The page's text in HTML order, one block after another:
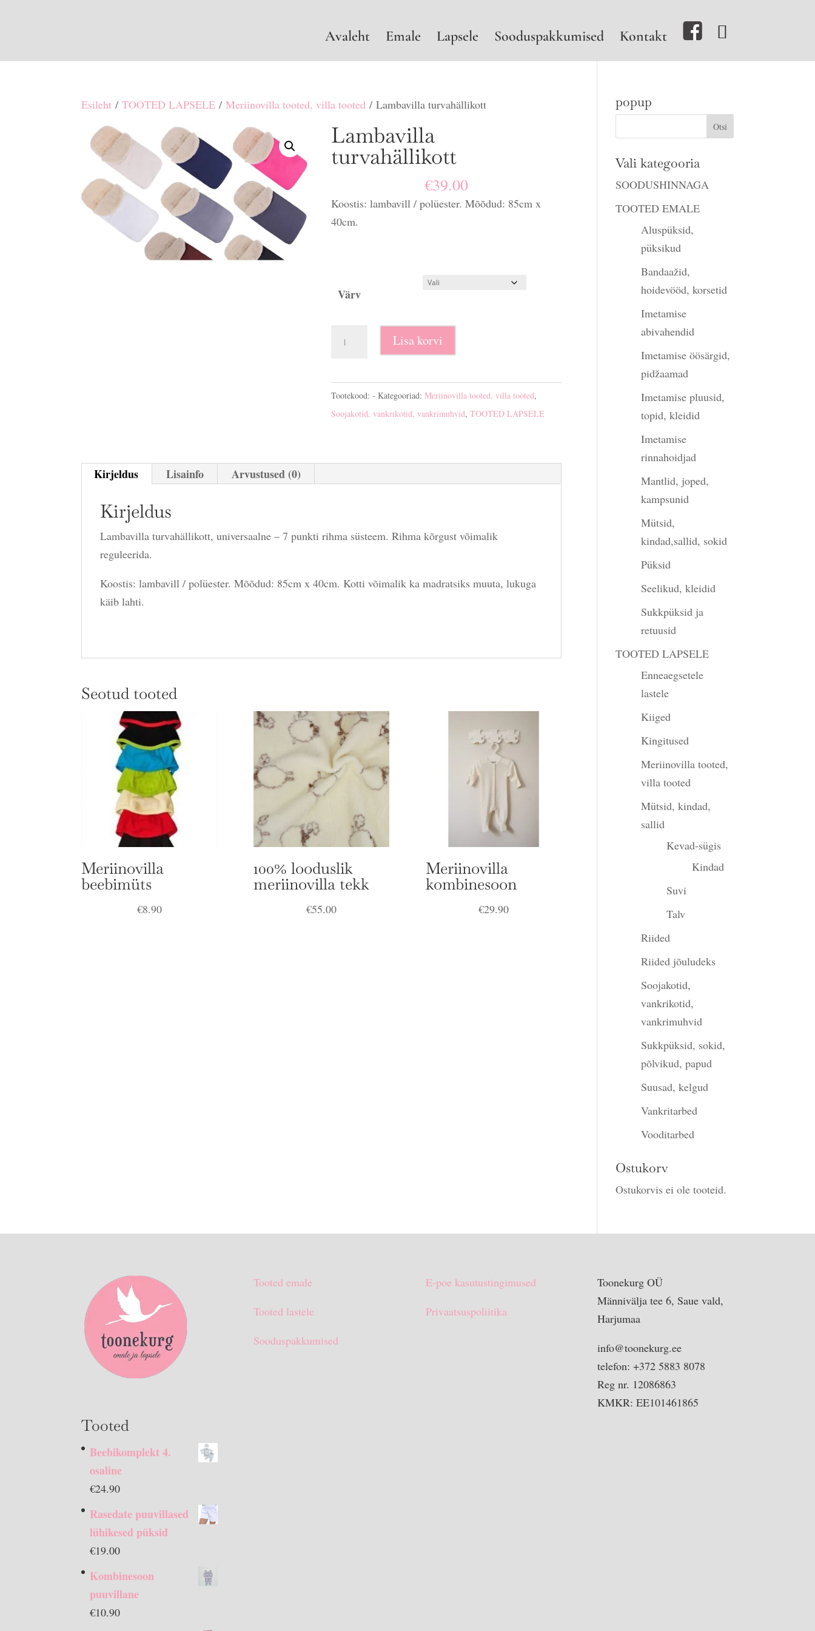
Avaleht Emale Lapsele Sooduspakkumised Kontakt
Esileht /TOOTED LAPSELE /Meriinovilla tooted, villa tooted / Lambavilla turvahällikott
Lambavilla
turvahällikott
€39.00
Koostis: lambavill / polüester. Mõõdud: 85cm x
40cm.
Värv
turvahällikott
Lisa korvi
Tootekood:- Kategooriad:Meriinovilla tooted, villa tooted,
Soojakotid, vankrikotid, vankrimuhvid,TOOTED LAPSELE
Kirjeldus Lisainfo Arvustused (0)
Kirjeldus
Lambavilla turvahällikott, universaalne – 7 punkti rihma süsteem. Rihma kõrgust võimalik
reguleerida.
Koostis: lambavill / polüester. Mõõdud: 85cm x 40cm. Kotti võimalik ka madratsiks muuta, lukuga
käib lahti.
Seotud tooted
Meriinovilla
beebimüts
€8.90
100% looduslik
meriinovilla tekk
€55.00
Meriinovilla
kombinesoon
€29.90
popup
Vali kategooria
SOODUSHINNAGA
TOOTED EMALE
Aluspüksid,
püksikud
Bandaažid,
hoidevööd, korsetid
Imetamise
abivahendid
Imetamise öösärgid,
pidžaamad
Imetamise pluusid,
topid, kleidid
Imetamise
rinnahoidjad
Mantlid, joped,
kampsunid
Mütsid,
kindad,sallid, sokid
Püksid
Seelikud, kleidid
Sukkpüksid ja
retuusid
TOOTED LAPSELE
Enneaegsetele
lastele
Kiiged
Kingitused
Meriinovilla tooted,
villa tooted
Mütsid, kindad,
sallid
Kevad-sügis
Kindad
Suvi
Talv
Riided
Riided jõuludeks
Soojakotid,
vankrikotid,
vankrimuhvid
Sukkpüksid, sokid,
põlvikud, papud
Suusad, kelgud
Vankritarbed
Vooditarbed
Ostukorv
Ostukorvis ei ole tooteid.
Tooted
Beebikomplekt 4.
osaline
€24.90
Rasedate puuvillased
lühikesed püksid
€19.00
Kombinesoon
puuvillane
€10.90
Tooted emale
Tooted lastele
Sooduspakkumised
E-poe kasutustingimused
Privaatsuspoliitika
Toonekurg OÜ
Männivälja tee 6, Saue vald,
Harjumaa
info@toonekurg.ee
telefon: +372 5883 8078
Reg nr. 12086863
KMKR: EE101461865